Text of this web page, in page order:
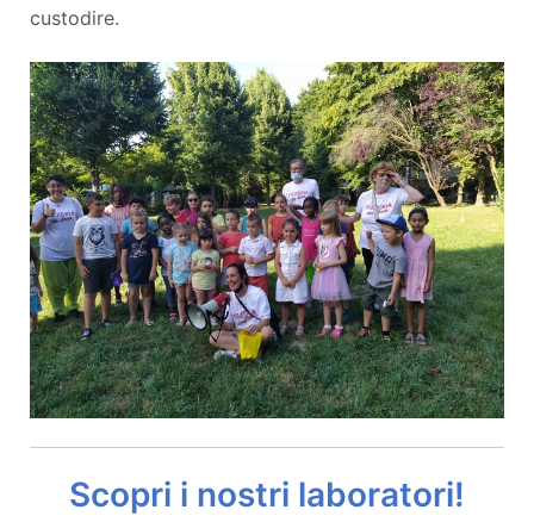
custodire.
Scopri i nostri laboratori!